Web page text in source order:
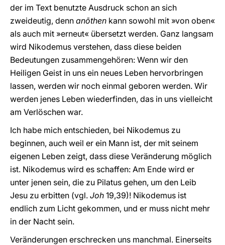
der im Text benutzte Ausdruck schon an sich
zweideutig, denn anōthen kann sowohl mit »von oben«
als auch mit »erneut« übersetzt werden. Ganz langsam
wird Nikodemus verstehen, dass diese beiden
Bedeutungen zusammengehören: Wenn wir den
Heiligen Geist in uns ein neues Leben hervorbringen
lassen, werden wir noch einmal geboren werden. Wir
werden jenes Leben wiederfinden, das in uns vielleicht
am Verlöschen war.
Ich habe mich entschieden, bei Nikodemus zu
beginnen, auch weil er ein Mann ist, der mit seinem
eigenen Leben zeigt, dass diese Veränderung möglich
ist. Nikodemus wird es schaffen: Am Ende wird er
unter jenen sein, die zu Pilatus gehen, um den Leib
Jesu zu erbitten (vgl. Joh 19,39)! Nikodemus ist
endlich zum Licht gekommen, und er muss nicht mehr
in der Nacht sein.
Veränderungen erschrecken uns manchmal. Einerseits